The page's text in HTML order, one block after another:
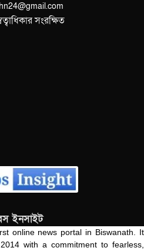
সংরক্ষিত
ইনসাইট
online news portal in Biswanath. It
with a commitment to fearless,